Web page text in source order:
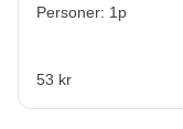
Personer: 1p
53 kr